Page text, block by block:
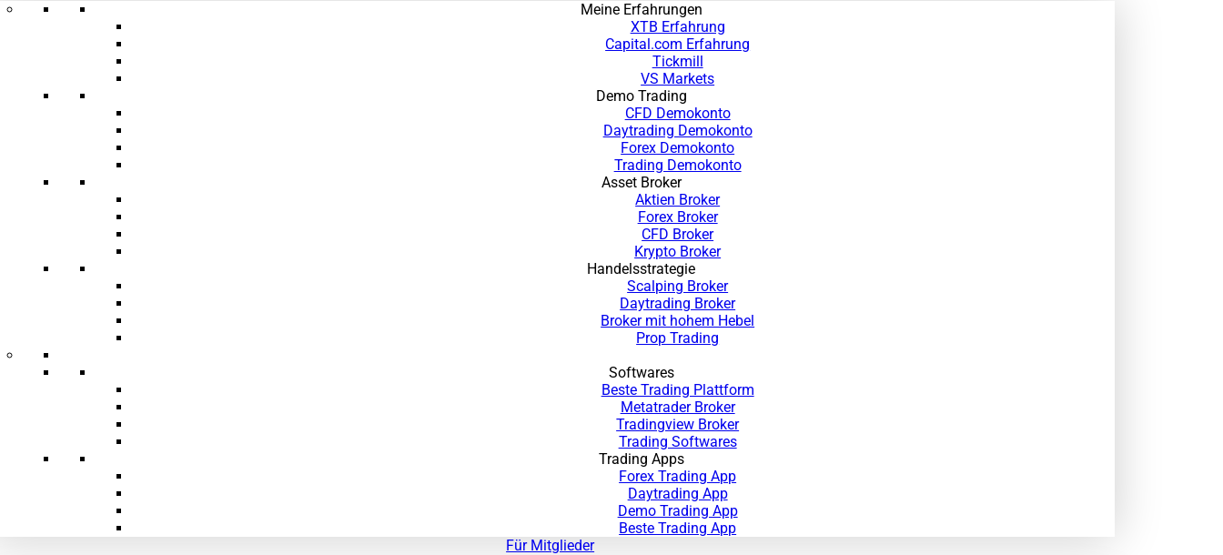
Meine Erfahrungen
XTB Erfahrung
Capital.com Erfahrung
Tickmill
VS Markets
Demo Trading
CFD Demokonto
Daytrading Demokonto
Forex Demokonto
Trading Demokonto
Asset Broker
Aktien Broker
Forex Broker
CFD Broker
Krypto Broker
Handelsstrategie
Scalping Broker
Daytrading Broker
Broker mit hohem Hebel
Prop Trading
Softwares
Beste Trading Plattform
Metatrader Broker
Tradingview Broker
Trading Softwares
Trading Apps
Forex Trading App
Daytrading App
Demo Trading App
Beste Trading App
Für Mitglieder